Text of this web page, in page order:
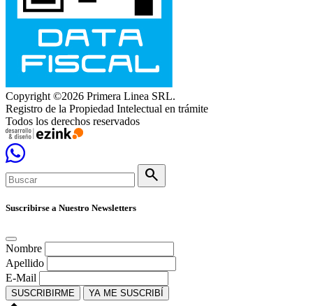
Copyright ©2026 Primera Linea SRL.
Registro de la Propiedad Intelectual en trámite
Todos los derechos reservados
search
Suscribirse a Nuestro Newsletters
Nombre
Apellido
E-Mail
SUSCRIBIRME YA ME SUSCRIBÍ